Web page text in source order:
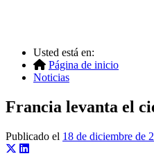
Usted está en:
Página de inicio
Noticias
Francia levanta el
Publicado el 18 de diciembre de